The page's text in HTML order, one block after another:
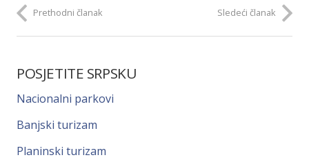
Prethodni članak Sledeći članak
POSJETITE SRPSKU
Nacionalni parkovi
Banjski turizam
Planinski turizam